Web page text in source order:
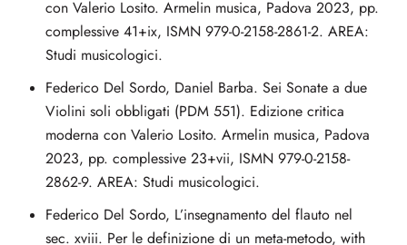
con Valerio Losito. Armelin musica, Padova 2023, pp.
complessive 41+ix, ISMN 979-0-2158-2861-2. AREA:
Studi musicologici.
Federico Del Sordo, Daniel Barba. Sei Sonate a due
Violini soli obbligati (PDM 551). Edizione critica
moderna con Valerio Losito. Armelin musica, Padova
2023, pp. complessive 23+vii, ISMN 979-0-2158-
2862-9. AREA: Studi musicologici.
Federico Del Sordo, L’insegnamento del flauto nel
sec. xviii. Per le definizione di un meta-metodo, with